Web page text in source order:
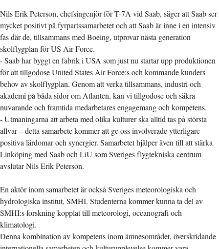
Nils Erik Peterson, chefsingenjör för T-7A vid Saab, säger att Saab ser
mycket positivt på fyrpartssamarbetet och att Saab är inne i en intensiv
fas där de, tillsammans med Boeing, utprovar nästa generation
skolflygplan för US Air Force.
- Saab har byggt en fabrik i USA som just nu startar upp produktionen
för att tillgodose United States Air Force:s och kommande kunders
behov av skolflygplan. Genom att verka tillsammans, industri och
akademi på båda sidor om Atlanten, kan vi tillgodose och säkra
nuvarande och framtida medarbetares engagemang och kompetens.
- Utmaningarna att arbeta med olika kulturer ska alltid tas på största
allvar – detta samarbete kommer att ge oss involverade ytterligare
positiva lärdomar och synergier. Samarbetet hjälper även till att stärka
Linköping med Saab och LiU som Sveriges flygtekniska centrum
avslutar Nils Erik Peterson.
En aktör inom samarbetet är också Sveriges meteorologiska och
hydrologiska institut, SMHI. Studenterna kommer kunna ta del av
SMHI:s forskning kopplat till meteorologi, oceanografi och
klimatologi.
Denna kombination av kompetens inom ämnesområdet, överskridande